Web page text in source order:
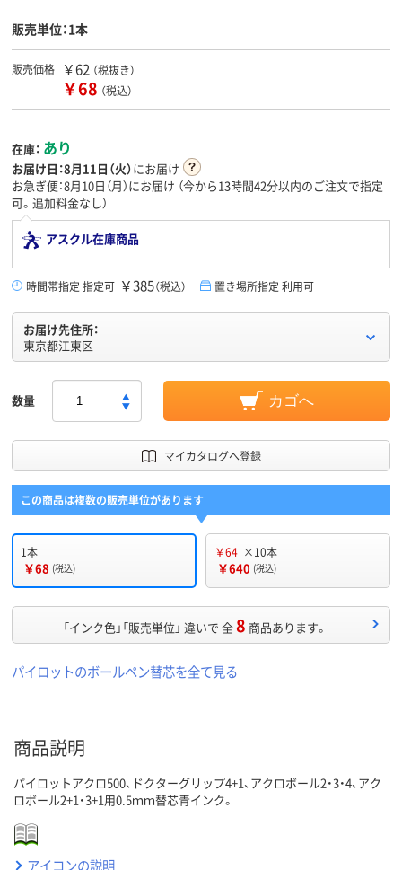
販売単位：1本
販売価格 ￥62 （税抜き）
￥68 （税込）
在庫： あり
お届け日：8月11日（火）にお届け
お急ぎ便：8月10日（月）にお届け （今から13時間42分以内のご注文で指定
可。追加料金なし）
アスクル在庫商品
時間帯指定 指定可 ￥385（税込） 置き場所指定 利用可
お届け先住所：
東京都江東区
数量 カゴへ
マイカタログへ登録
この商品は複数の販売単位があります
1本
￥68 (税込)
￥64 ×10本
￥640 (税込)
「インク色」「販売単位」 違いで 全8 商品あります。
パイロットのボールペン替芯を全て見る
商品説明
パイロットアクロ500、ドクターグリップ4+1、アクロボール2・3・4、アク
ロボール2+1・3+1用0.5ｍｍ替芯青インク。
アイコンの説明